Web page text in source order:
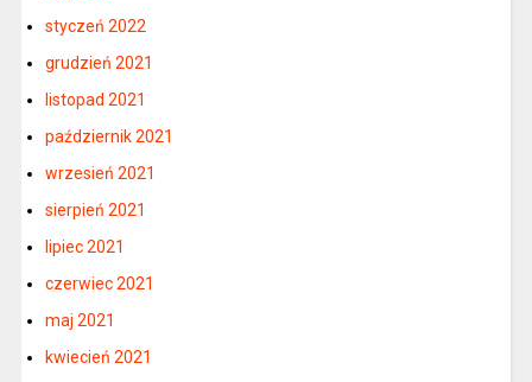
styczeń 2022
grudzień 2021
listopad 2021
październik 2021
wrzesień 2021
sierpień 2021
lipiec 2021
czerwiec 2021
maj 2021
kwiecień 2021